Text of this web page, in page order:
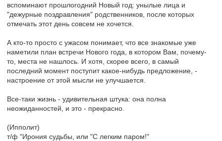
вспоминают прошлогодний Новый год: унылые лица и
"дежурные поздравления" родственников, после которых
отмечать этот день совсем не хочется.
А кто-то просто с ужасом понимает, что все знакомые уже
наметили план встречи Нового года, в котором Вам, почему-
то, места не нашлось. И хотя, скорее всего, в самый
последний момент поступит какое-нибудь предложение, -
настроение от этой мысли не улучшается.
Все-таки жизнь - удивительная штука: она полна
неожиданностей, и это - прекрасно.
(Ипполит)
т/ф "Ирония судьбы, или "С легким паром!"